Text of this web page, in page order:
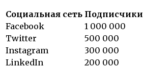
Социальная сеть Подписчики
Facebook
1 000 000
Twitter
500 000
Instagram
300 000
LinkedIn
200 000